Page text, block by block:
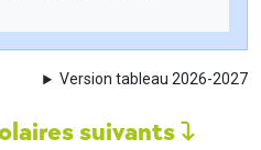
Version tableau 2026-2027
suivants